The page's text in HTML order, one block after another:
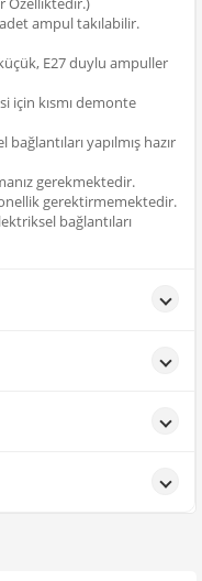
ampul takılabilir.
E27 duylu ampuller
için kısmı demonte
yapılmış hazır
gerekmektedir.
gerektirmemektedir.
bağlantıları